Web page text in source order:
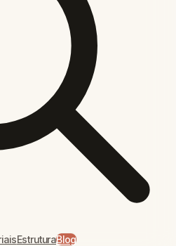
EstruturaBlog